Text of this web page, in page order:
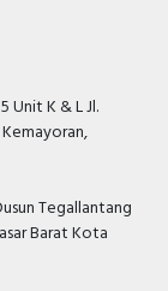
Unit K & L Jl.
Tegallantang
Barat Kota